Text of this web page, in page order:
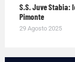
S.S. Juve Stabia:
Pimonte
29 Agosto 2025